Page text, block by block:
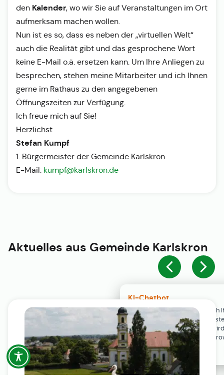
KI-Chatbot
Der KI-Chatbot steht erst nach
Einwilligung in den Cookie-
Verfügung. Der Chat-Verlauf
ausschließlich lokal in Ihrem
gespeichert.
den Kalender, wo wir Sie auf Veranstaltungen im Ort
aufmerksam machen wollen.
Nun ist es so, dass es neben der „virtuellen Welt“
auch die Realität gibt und das gesprochene Wort
keine E-Mail o.ä. ersetzen kann. Um Ihre Anliegen zu
besprechen, stehen meine Mitarbeiter und ich Ihnen
gerne im Rathaus zu den angegebenen
Öffnungszeiten zur Verfügung.
Ich freue mich auf Sie!
Herzlichst
Stefan Kumpf
1. Bürgermeister der Gemeinde Karlskron
E-Mail: kumpf@karlskron.de
Aktuelles aus Gemeinde Karlskron